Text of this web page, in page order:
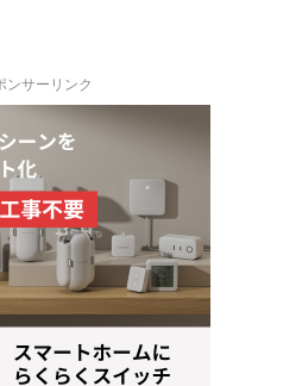
ンサーリンク